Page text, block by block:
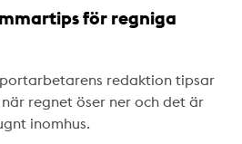
för regniga
redaktion tipsar
regnet öser ner och det är
inomhus.